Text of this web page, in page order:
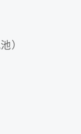
）